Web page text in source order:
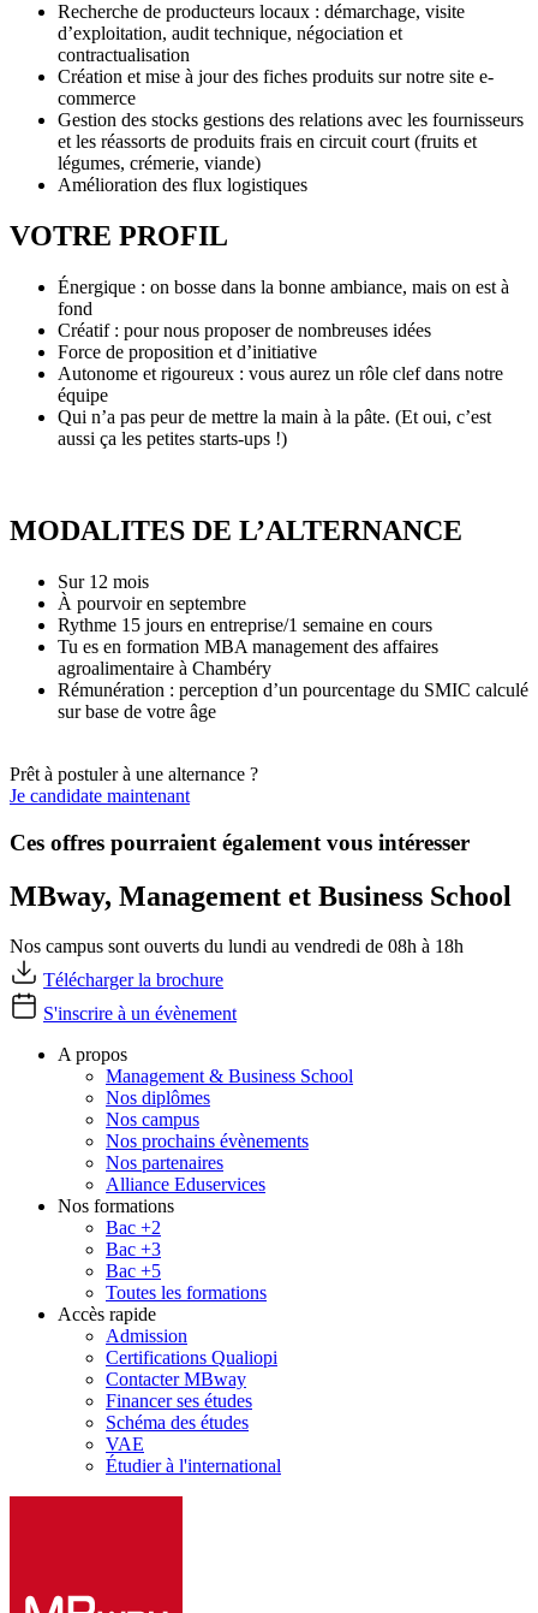
Recherche de producteurs locaux : démarchage, visite
d’exploitation, audit technique, négociation et
contractualisation
Création et mise à jour des fiches produits sur notre site e-
commerce
Gestion des stocks gestions des relations avec les fournisseurs
et les réassorts de produits frais en circuit court (fruits et
légumes, crémerie, viande)
Amélioration des flux logistiques
VOTRE PROFIL
Énergique : on bosse dans la bonne ambiance, mais on est à
fond
Créatif : pour nous proposer de nombreuses idées
Force de proposition et d’initiative
Autonome et rigoureux : vous aurez un rôle clef dans notre
équipe
Qui n’a pas peur de mettre la main à la pâte. (Et oui, c’est
aussi ça les petites starts-ups !)
MODALITES DE L’ALTERNANCE
Sur 12 mois
À pourvoir en septembre
Rythme 15 jours en entreprise/1 semaine en cours
Tu es en formation MBA management des affaires
agroalimentaire à Chambéry
Rémunération : perception d’un pourcentage du SMIC calculé
sur base de votre âge
Prêt à postuler à une alternance ?
Je candidate maintenant
Ces offres pourraient également vous intéresser
MBway, Management et Business School
Nos campus sont ouverts du lundi au vendredi de 08h à 18h
Télécharger la brochure
S'inscrire à un évènement
A propos
Management & Business School
Nos diplômes
Nos campus
Nos prochains évènements
Nos partenaires
Alliance Eduservices
Nos formations
Bac +2
Bac +3
Bac +5
Toutes les formations
Accès rapide
Admission
Certifications Qualiopi
Contacter MBway
Financer ses études
Schéma des études
VAE
Étudier à l'international